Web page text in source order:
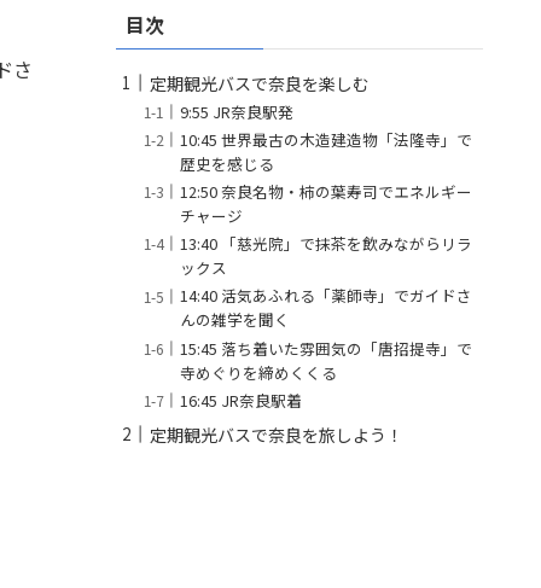
さ
目次
定期観光バスで奈良を楽しむ
9:55 JR奈良駅発
10:45 世界最古の木造建造物「法隆寺」で
歴史を感じる
12:50 奈良名物・柿の葉寿司でエネルギー
チャージ
13:40 「慈光院」で抹茶を飲みながらリラ
ックス
14:40 活気あふれる「薬師寺」でガイドさ
んの雑学を聞く
15:45 落ち着いた雰囲気の「唐招提寺」で
寺めぐりを締めくくる
16:45 JR奈良駅着
定期観光バスで奈良を旅しよう！